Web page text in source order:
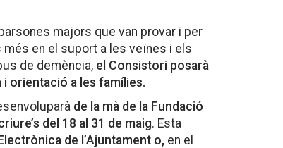
majors que van provar i per
en el suport a les veïnes i els
de demència, el Consistori posarà
orientació a les famílies.
de la mà de la Fundació
del 18 al 31 de maig. Esta
de l’Ajuntament o, en el